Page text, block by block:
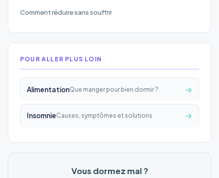
Comment réduire sans souffrir
POUR ALLER PLUS LOIN
AlimentationQue manger pour bien dormir ? →
InsomnieCauses, symptômes et solutions →
Vous dormez mal ?